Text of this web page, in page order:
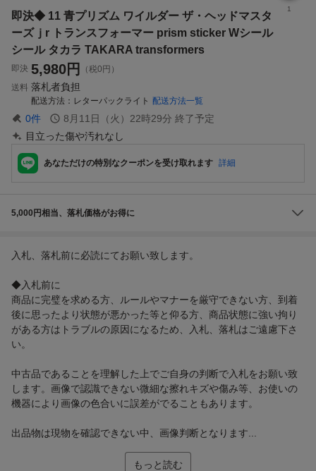
1
即決◆ 11 青プリズム ワイルダー ザ・ヘッドマスタ
ーズｊr トランスフォーマー prism sticker Wシール
シール タカラ TAKARA transformers
即決 5,980円
（税0円）
送料 落札者負担
配送方法 レターパックライト 配送方法一覧
0件 8月11日（火）22時29分 終了予定
目立った傷や汚れなし
あなただけの特別なクーポンを受け取れます 詳細
5,000円相当、落札価格がお得に
入札、落札前に必読にてお願い致します。
◆入札前に
商品に完璧を求める方、ルールやマナーを厳守できない方、到着
後に思ったより状態が悪かった等と仰る方、商品状態に強い拘り
がある方はトラブルの原因になるため、入札、落札はご遠慮下さ
い。
中古品であることを理解した上でご自身の判断で入札をお願い致
します。画像で認識できない微細な擦れキズや傷み等、お使いの
機器により画像の色合いに誤差がでることもあります。
出品物は現物を確認できない中、画像判断となります...
もっと読む